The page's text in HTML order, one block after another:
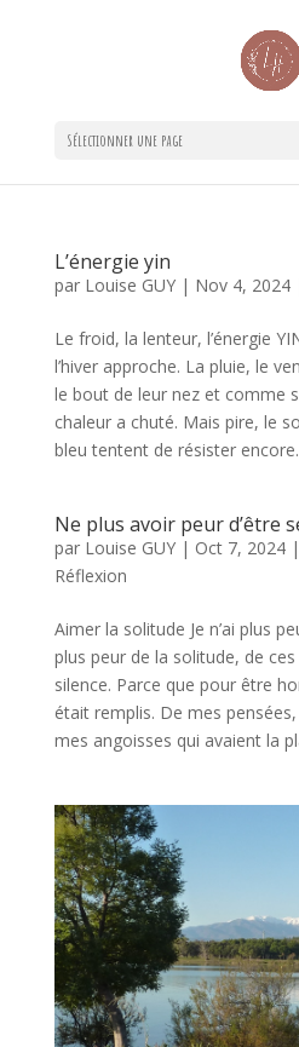
Sélectionner une page
L’énergie yin
par Louise GUY| Nov 4, 2024
Le froid, la lenteur, l’énergie
l’hiver approche. La pluie, le
le bout de leur nez et comme
chaleur a chuté. Mais pire, le
bleu tentent de résister
Ne plus avoir peur d’être
par Louise GUY| Oct 7, 2024|
Réflexion
Aimer la solitude Je n’ai plus
plus peur de la solitude, de
silence. Parce que pour être
était remplis. De mes
mes angoisses qui avaient la